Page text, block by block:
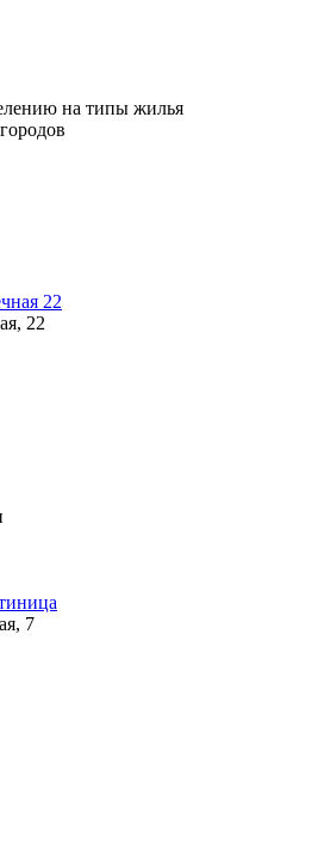
на типы жилья
22
22
7